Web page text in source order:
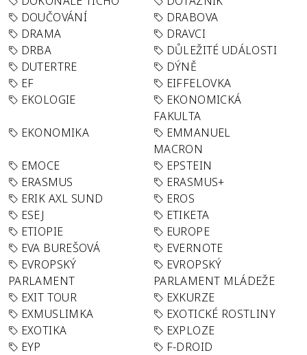
DOUČOVÁNÍ
DRABOVA
DRAMA
DRAVCI
DRBA
DŮLEŽITÉ UDÁLOSTI
DUTERTRE
DÝNĚ
EF
EIFFELOVKA
EKOLOGIE
EKONOMICKÁ
FAKULTA
EKONOMIKA
EMMANUEL
MACRON
EMOCE
EPSTEIN
ERASMUS
ERASMUS+
ERIK AXL SUND
EROS
ESEJ
ETIKETA
ETIOPIE
EUROPE
EVA BUREŠOVÁ
EVERNOTE
EVROPSKÝ
PARLAMENT
EVROPSKÝ
PARLAMENT MLÁDEŽE
EXIT TOUR
EXKURZE
EXMUSLIMKA
EXOTICKÉ ROSTLINY
EXOTIKA
EXPLOZE
EYP
F-DROID